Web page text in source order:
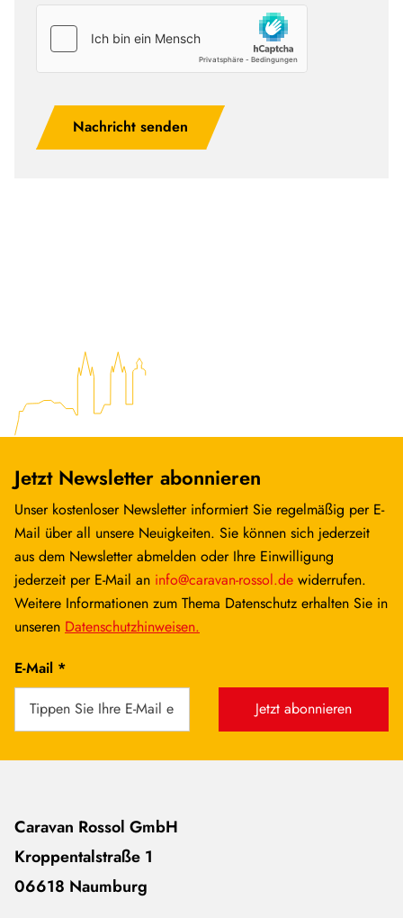
Nachricht senden
Jetzt Newsletter abonnieren
Unser kostenloser Newsletter informiert Sie regelmäßig per E-
Mail über all unsere Neuigkeiten. Sie können sich jederzeit
aus dem Newsletter abmelden oder Ihre Einwilligung
jederzeit per E-Mail an info@caravan-rossol.de widerrufen.
Weitere Informationen zum Thema Datenschutz erhalten Sie in
unseren Datenschutzhinweisen.
E-Mail *
Jetzt abonnieren
Caravan Rossol GmbH
Kroppentalstraße 1
06618 Naumburg